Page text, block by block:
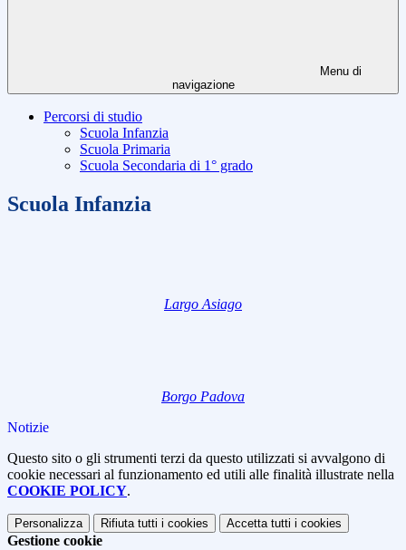
Menu di
navigazione
Percorsi di studio
Scuola Infanzia
Scuola Primaria
Scuola Secondaria di 1° grado
Scuola Infanzia
Largo Asiago
Borgo Padova
Notizie
Questo sito o gli strumenti terzi da questo utilizzati si avvalgono di
cookie necessari al funzionamento ed utili alle finalità illustrate nella
COOKIE POLICY.
Personalizza Rifiuta tutti i cookies Accetta tutti i cookies
Gestione cookie